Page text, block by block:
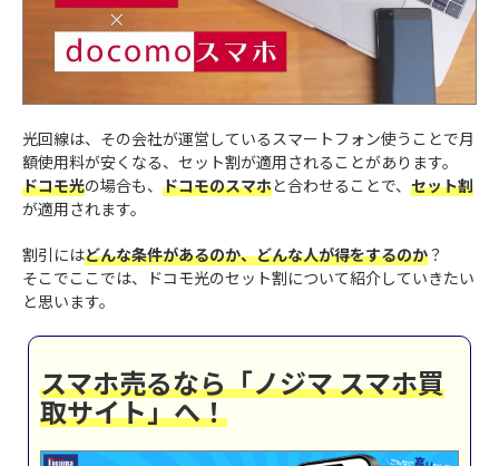
光回線は、その会社が運営しているスマートフォン使うことで月
額使用料が安くなる、セット割が適用されることがあります。
ドコモ光の場合も、 ドコモのスマホと合わせることで、 セット割
が適用されます。
割引にはどんな条件があるのか、どんな人が得をするのか？
そこでここでは、ドコモ光のセット割について紹介していきたい
と思います。
スマホ売るなら「ノジマ スマホ買
取サイト」へ！